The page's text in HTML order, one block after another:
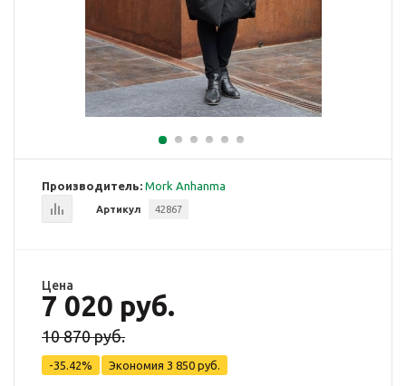
Производитель: Mork Anhanma
Артикул 42867
Цена
7 020 руб.
10 870 руб.
-35.42% Экономия 3 850 руб.